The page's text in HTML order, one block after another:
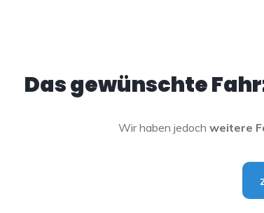
Das gewünschte
Wir haben jedoch weitere